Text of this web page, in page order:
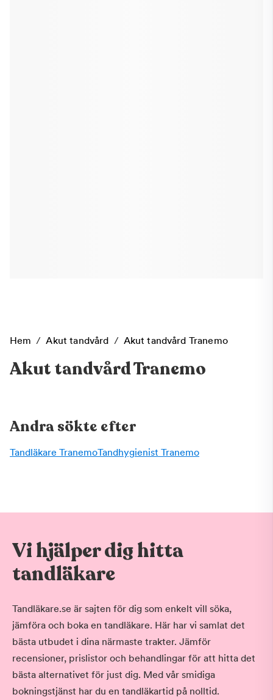
Hem / Akut tandvård / Akut tandvård Tranemo
Akut tandvård Tranemo
Andra sökte efter
Tandläkare TranemoTandhygienist Tranemo
Vi hjälper dig hitta
tandläkare
Tandläkare.se är sajten för dig som enkelt vill söka,
jämföra och boka en tandläkare. Här har vi samlat det
bästa utbudet i dina närmaste trakter. Jämför
recensioner, prislistor och behandlingar för att hitta det
bästa alternativet för just dig. Med vår smidiga
bokningstjänst har du en tandläkartid på nolltid.